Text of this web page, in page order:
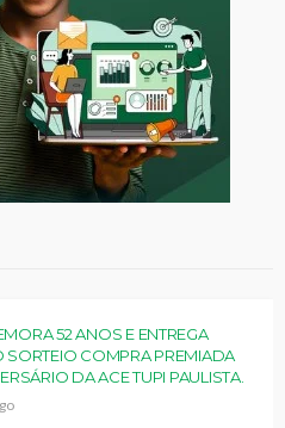
52 ANOS E ENTREGA
SORTEIO COMPRA PREMIADA
DA ACE TUPI PAULISTA.